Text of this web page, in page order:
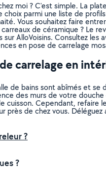
moi ? C'est simple. La
parmi une liste de
Vous souhaitez faire
de céramique ? Le
AlloVoisins. Consultez
en pose de carrelage
carrelage en
de bains sont abîmés et
des murs de votre
Cependant, refaire
de chez vous.
?
?